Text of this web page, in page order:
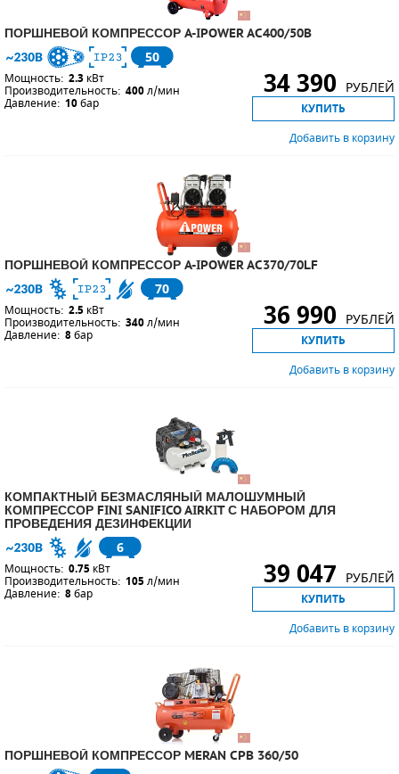
ПОРШНЕВОЙ КОМПРЕССОР A-IPOWER AC400/50B
50
Мощность: 2.3 кВт
Производительность: 400л/мин
Давление: 10бар
34 390 РУБЛЕЙ
КУПИТЬ
Добавить в корзину
ПОРШНЕВОЙ КОМПРЕССОР A-IPOWER AC370/70LF
70
Мощность: 2.5 кВт
Производительность: 340л/мин
Давление: 8бар
36 990 РУБЛЕЙ
КУПИТЬ
Добавить в корзину
КОМПАКТНЫЙ БЕЗМАСЛЯНЫЙ МАЛОШУМНЫЙ
КОМПРЕССОР FINI SANIFICO AIRKIT С НАБОРОМ ДЛЯ
ПРОВЕДЕНИЯ ДЕЗИНФЕКЦИИ
6
Мощность: 0.75 кВт
Производительность: 105 л/мин
Давление: 8бар
39 047 РУБЛЕЙ
КУПИТЬ
Добавить в корзину
ПОРШНЕВОЙ КОМПРЕССОР MERAN CPB 360/50